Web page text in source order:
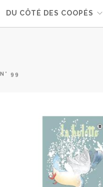
DU CÔTÉ DES COOPÉS
N° 99